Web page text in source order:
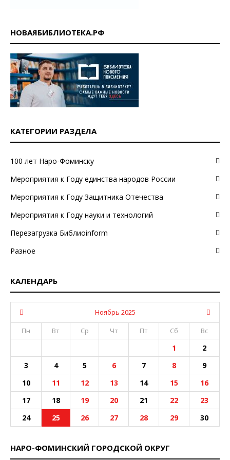
НОВАЯБИБЛИОТЕКА.РФ
КАТЕГОРИИ РАЗДЕЛА
100 лет Наро-Фоминску
Мероприятия к Году единства народов России
Мероприятия к Году Защитника Отечества
Мероприятия к Году науки и технологий
Перезагрузка Библиоinform
Разное
КАЛЕНДАРЬ
Ноябрь 2025
Пн
Вт Ср Чт Пт Сб Вс
1
2
3
4 5 6 7 8
9
10
11 12 13 14 15
16
17
18 19 20 21 22
23
24
25 26 27 28 29 30
НАРО-ФОМИНСКИЙ ГОРОДСКОЙ ОКРУГ